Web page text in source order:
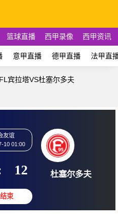
篮球直播 西甲录像 西甲资讯
意甲直播 德甲直播 法甲直
宾拉塔VS杜塞尔多夫
球会友谊
2026-07-10 01:00
: 12 杜塞